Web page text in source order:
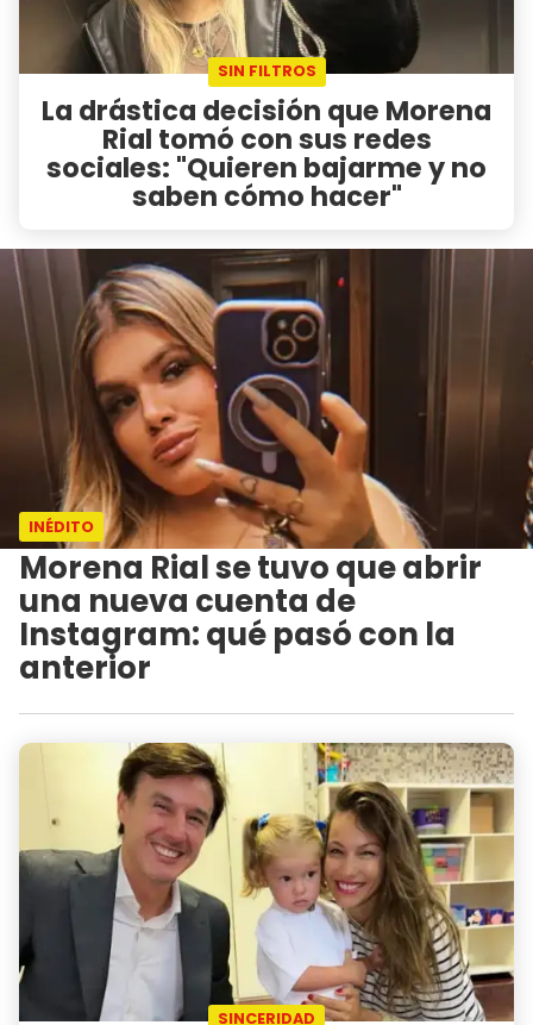
SIN FILTROS
La drástica decisión que Morena
Rial tomó con sus redes
sociales: "Quieren bajarme y no
saben cómo hacer"
INÉDITO
Morena Rial se tuvo que abrir
una nueva cuenta de
Instagram: qué pasó con la
anterior
SINCERIDAD